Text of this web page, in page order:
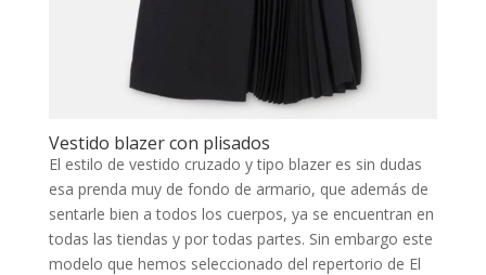
Vestido blazer con plisados
El estilo de vestido cruzado y tipo blazer es sin dudas
esa prenda muy de fondo de armario, que además de
sentarle bien a todos los cuerpos, ya se encuentran en
todas las tiendas y por todas partes. Sin embargo este
modelo que hemos seleccionado del repertorio de El